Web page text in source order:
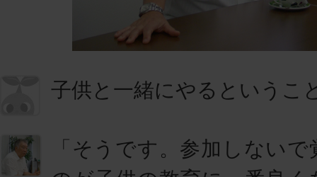
子供と一緒にやるというこ
「そうです。参加しない